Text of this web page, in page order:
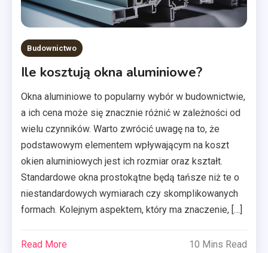
Budownictwo
Ile kosztują okna aluminiowe?
Okna aluminiowe to popularny wybór w budownictwie,
a ich cena może się znacznie różnić w zależności od
wielu czynników. Warto zwrócić uwagę na to, że
podstawowym elementem wpływającym na koszt
okien aluminiowych jest ich rozmiar oraz kształt.
Standardowe okna prostokątne będą tańsze niż te o
niestandardowych wymiarach czy skomplikowanych
formach. Kolejnym aspektem, który ma znaczenie, […]
Read More 10 Mins Read